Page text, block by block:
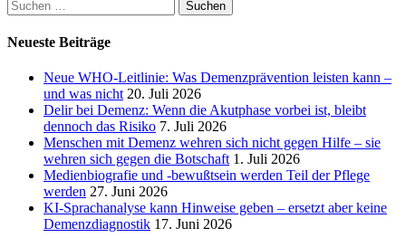
nach:
Neueste Beiträge
Neue WHO-Leitlinie: Was Demenzprävention leisten kann –
und was nicht 20. Juli 2026
Delir bei Demenz: Wenn die Akutphase vorbei ist, bleibt
dennoch das Risiko 7. Juli 2026
Menschen mit Demenz wehren sich nicht gegen Hilfe – sie
wehren sich gegen die Botschaft 1. Juli 2026
Medienbiografie und -bewußtsein werden Teil der Pflege
werden 27. Juni 2026
KI-Sprachanalyse kann Hinweise geben – ersetzt aber keine
Demenzdiagnostik 17. Juni 2026